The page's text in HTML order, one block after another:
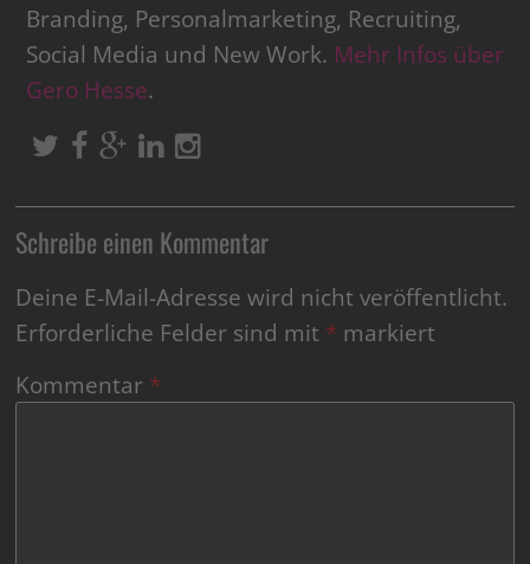
Branding, Personalmarketing, Recruiting,
Social Media und New Work. Mehr Infos über
Gero Hesse.
Schreibe einen Kommentar
Deine E-Mail-Adresse wird nicht veröffentlicht.
Erforderliche Felder sind mit * markiert
Kommentar *